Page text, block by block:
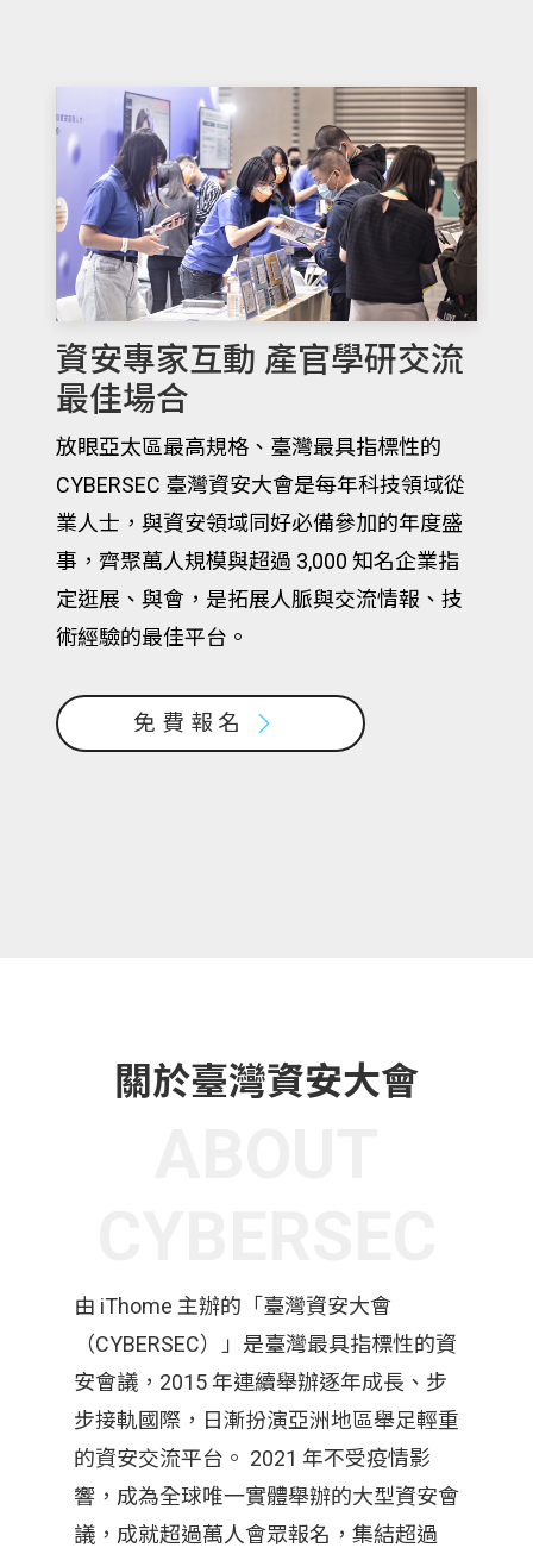
資安專家互動 產官學研交流
最佳場合
放眼亞太區最高規格、臺灣最具指標性的
CYBERSEC 臺灣資安大會是每年科技領域從
業人士，與資安領域同好必備參加的年度盛
事，齊聚萬人規模與超過 3,000 知名企業指
定逛展、與會，是拓展人脈與交流情報、技
術經驗的最佳平台。
免費報名
關於臺灣資安大會
由 iThome 主辦的「臺灣資安大會
（CYBERSEC）」是臺灣最具指標性的資
安會議，2015 年連續舉辦逐年成長、步
步接軌國際，日漸扮演亞洲地區舉足輕重
的資安交流平台。 2021 年不受疫情影
響，成為全球唯一實體舉辦的大型資安會
議，成就超過萬人會眾報名，集結超過